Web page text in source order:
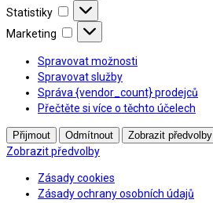
Statistiky Statistiky
Marketing Marketing
Spravovat možnosti
Spravovat služby
Správa {vendor_count} prodejců
Přečtěte si více o těchto účelech
Přijmout Odmítnout Zobrazit předvolby
Zobrazit předvolby
Zásady cookies
Zásady ochrany osobních údajů